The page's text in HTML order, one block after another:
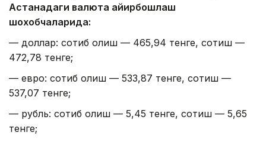
Астанадаги валюта айирбошлаш
шохобчаларида:
— доллар: сотиб олиш — 465,94 тенге, сотиш —
472,78 тенге;
— евро: сотиб олиш — 533,87 тенге, сотиш —
537,07 тенге;
— рубль: сотиб олиш — 5,45 тенге, сотиш — 5,65
тенге;